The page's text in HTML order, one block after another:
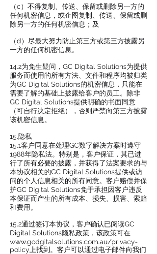
（c）不得复制、传送、保留或删除另一方的
任何机密信息，或企图复制、传送、保留或删
除另一方的任何机密信息；及
（d）尽最大努力防止第三方或第三方披露另
一方的任何机密信息。
14.2为免生疑问，GC Digital Solutions为提供
服务而使用的所有方法、文件和程序均被归类
为GC Digital Solutions的机密信息，只能在
需要了解的基础上披露给客户的员工。除非
GC Digital Solutions提供明确的书面同意
（可自行决定拒绝），否则严禁向第三方披露
该机密信息。
15.隐私
15.1客户同意在处理GC数字解决方案时遵守
1988年隐私法。特别是，客户保证，其已进
行了所有必要的披露，并获得了法案要求的与
本协议相关的GC Digital Solutions提供或访
问的个人信息相关的所有同意。客户赔偿并保
护GC Digital Solutions免于承担因客户违反
本保证而产生的所有成本、损失、损害、索赔
和费用。
15.2通过签订本协议，客户确认已阅读GC
Digital Solutions隐私政策，该政策可在
www.gcdgitalsolutions.com.au/privacy-
policy 上找到。客户可以通过电子邮件向我们